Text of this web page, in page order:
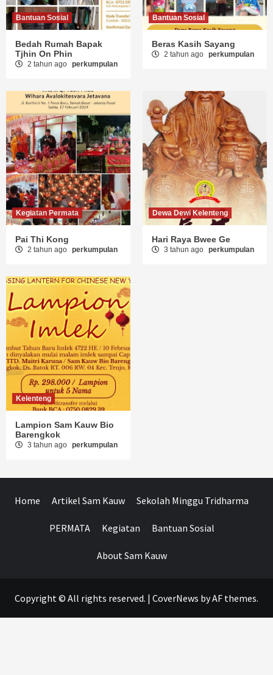
Bantuan Sosial
Bedah Rumah Bapak
Tjhin On Phin
2 tahun ago perkumpulan
Bantuan Sosial
Beras Kasih Sayang
2 tahun ago perkumpulan
Kegiatan Permata
Pai Thi Kong
2 tahun ago perkumpulan
Dewa Dewi Kelenteng
Hari Raya Bwee Ge
3 tahun ago perkumpulan
Kelenteng
Lampion Sam Kauw Bio
Barengkok
3 tahun ago perkumpulan
Home Artikel Sam Kauw Sekolah Minggu Tridharma
PERMATA Kegiatan Bantuan Sosial
About Sam Kauw
Copyright © All rights reserved. | CoverNews by AF themes.